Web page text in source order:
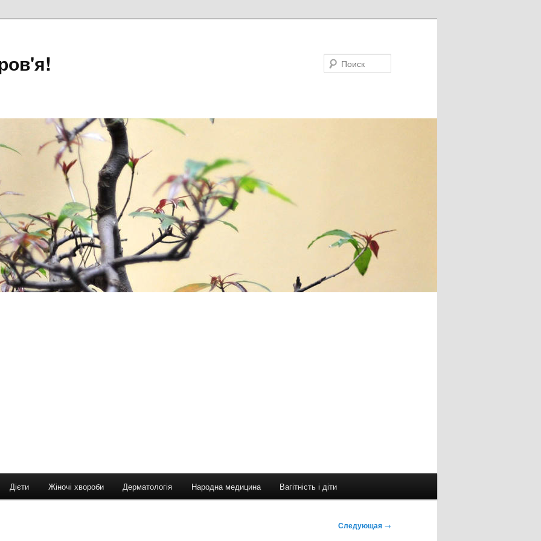
Дієти Жіночі хвороби Дерматологія Народна медицина Вагітність і діти
Следующая →